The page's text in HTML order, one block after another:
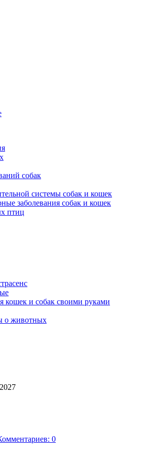
собак
системы собак и кошек
заболевания собак и кошек
птиц
кошек и собак своими руками
о животных
0